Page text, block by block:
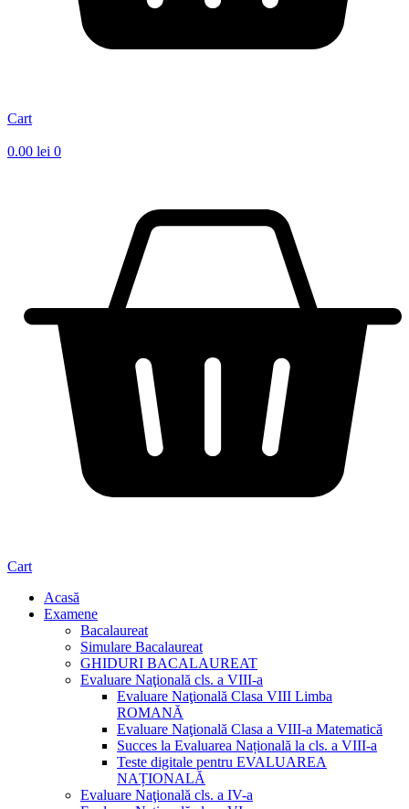
Cart
0.00 lei 0
Cart
Acasă
Examene
Bacalaureat
Simulare Bacalaureat
GHIDURI BACALAUREAT
Evaluare Naţională cls. a VIII-a
Evaluare Naţională Clasa VIII Limba
ROMANĂ
Evaluare Naţională Clasa a VIII-a Matematică
Succes la Evaluarea Națională la cls. a VIII-a
Teste digitale pentru EVALUAREA
NAȚIONALĂ
Evaluare Naţională cls. a IV-a